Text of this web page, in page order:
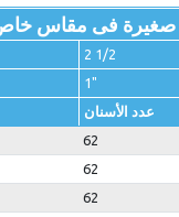
2 1/2
1"
عدد الأسنان
62
62
62